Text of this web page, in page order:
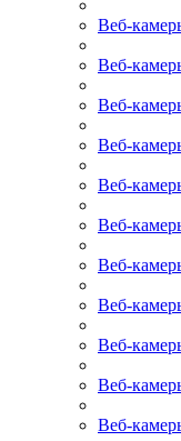
Веб-
Веб-
Веб-
Веб-
Веб-
Веб-
Веб-
Веб-
Веб-
Веб-
Веб-